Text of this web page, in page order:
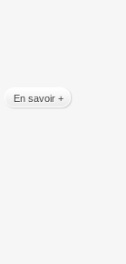
En savoir +